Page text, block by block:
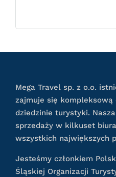
Mega Travel sp. z o.o.
zajmuje się kompleksową
dziedzinie turystyki.
sprzedaży w kilkuset
wszystkich największych
Jesteśmy członkiem
Śląskiej Organizacji